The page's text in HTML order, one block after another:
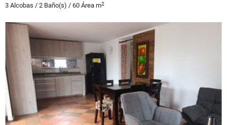
3 Alcobas / 2 Baño(s) / 60 Área m2